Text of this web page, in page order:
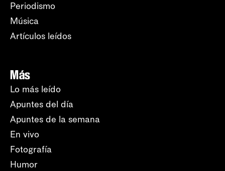
Periodismo
Música
Artículos leídos
Más
Lo más leído
Apuntes del día
Apuntes de la semana
En vivo
Fotografía
Humor